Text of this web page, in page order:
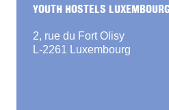
YOUTH HOSTELS
2, rue du Fort Olisy
L-2261 Luxembourg